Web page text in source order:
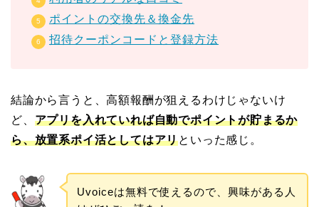
ポイントの交換先＆換金先
招待クーポンコードと登録方法
結論から言うと、高額報酬が狙えるわけじゃないけ
ど、 アプリを入れていれば自動でポイントが貯まるか
ら、放置系ポイ活としてはアリといった感じ。
Uvoiceは無料で使えるので、興味がある人